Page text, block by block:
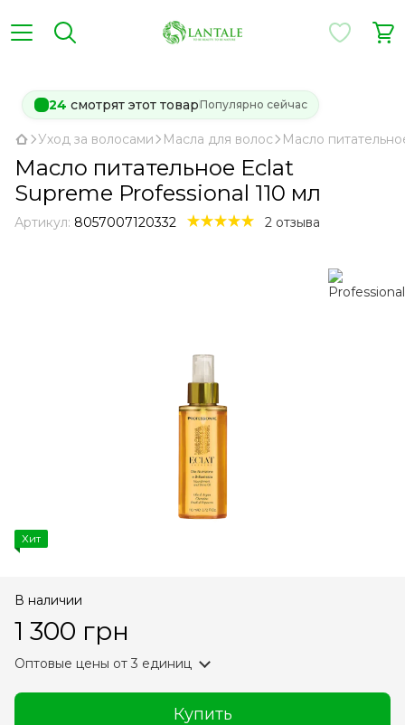
24 смотрят этот товарПопулярно сейчас
Уход за волосами Масла для волос Масло
Масло питательное Eclat
Supreme Professional 110 мл
Артикул: 8057007120332 2 отзыва
Хит
В наличии
1 300 грн
Оптовые цены от 3 единиц
Купить